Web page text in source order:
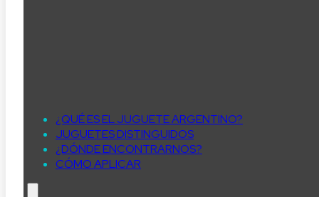
¿QUÉ ES EL JUGUETE ARGENTINO?
JUGUETES DISTINGUIDOS
¿DÓNDE ENCONTRARNOS?
CÓMO APLICAR